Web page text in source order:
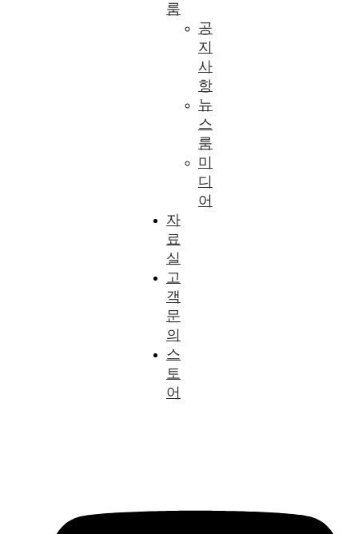
룸
공
지
사
항
뉴
스
룸
미
디
어
자
료
실
고
객
문
의
스
토
어